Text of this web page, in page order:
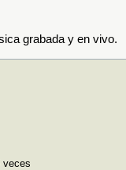
grabada y en vivo.
veces